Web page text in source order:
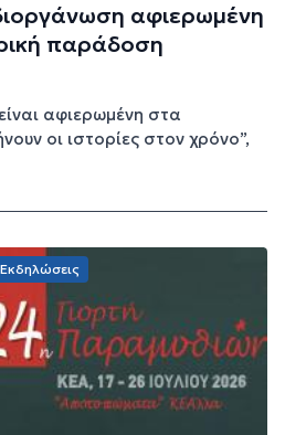
αφιερωμένη
παράδοση
αφιερωμένη στα
οι ιστορίες στον χρόνο”,
Εκδηλώσεις